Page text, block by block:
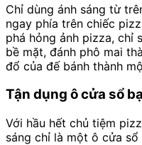
Chỉ dùng ánh sáng từ
ngay phía trên chiếc
phá hỏng ảnh pizza, chỉ
bề mặt, đánh phô mai
đổ của đế bánh thành
Tận dụng ô cửa sổ
Với hầu hết chủ tiệm
sáng chỉ là một ô cửa